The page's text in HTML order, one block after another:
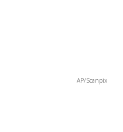
AP/Scanpix